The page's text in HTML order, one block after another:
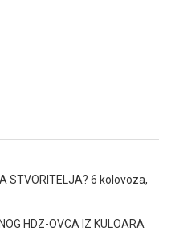
STVORITELJA? 6 kolovoza,
HDZ-OVCA IZ KULOARA